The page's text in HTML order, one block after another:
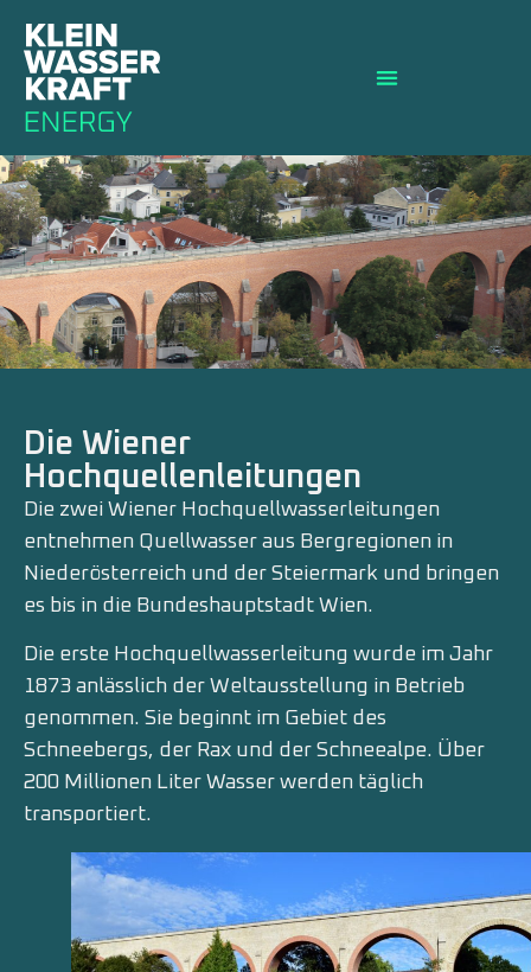
Die Wiener
Hochquellenleitungen
Die zwei Wiener Hochquellwasserleitungen
entnehmen Quellwasser aus Bergregionen in
Niederösterreich und der Steiermark und bringen
es bis in die Bundeshauptstadt Wien.
Die erste Hochquellwasserleitung wurde im Jahr
1873 anlässlich der Weltausstellung in Betrieb
genommen. Sie beginnt im Gebiet des
Schneebergs, der Rax und der Schneealpe. Über
200 Millionen Liter Wasser werden täglich
transportiert.